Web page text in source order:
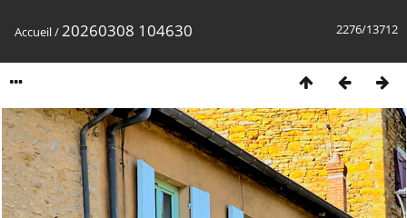
2276/13712
Accueil/20260308 104630